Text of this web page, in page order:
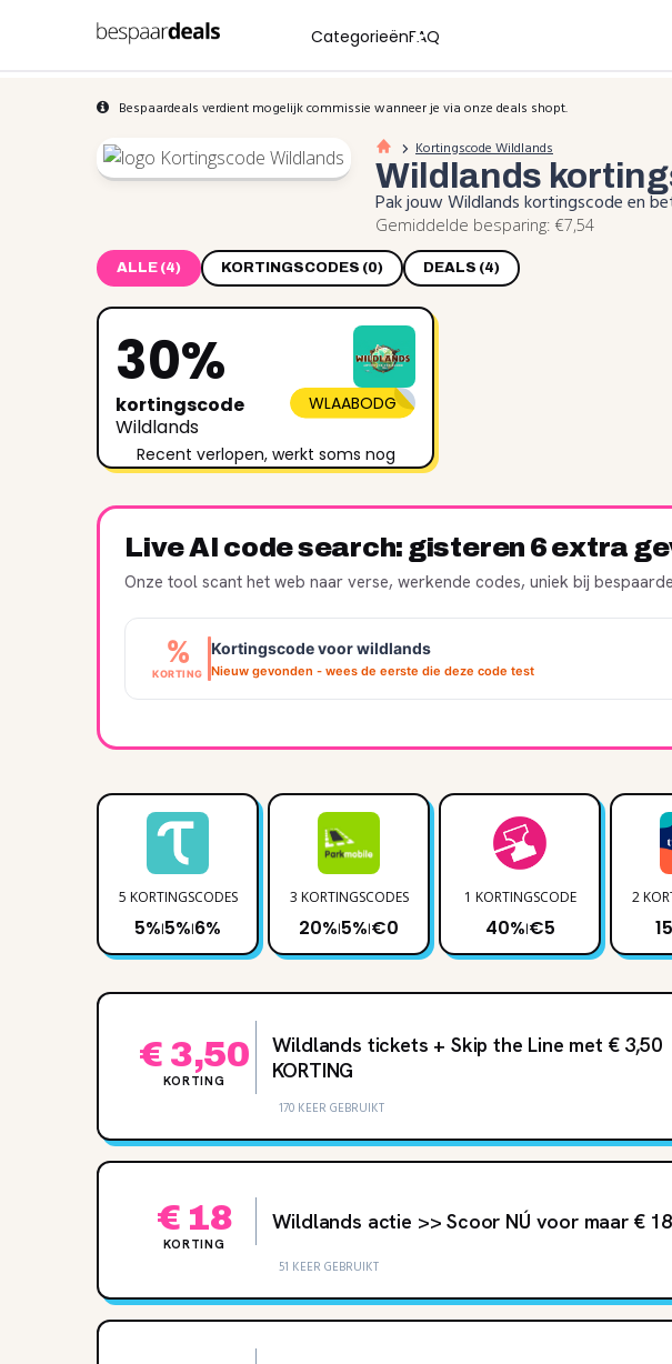
CategorieënFAQ
Bespaardeals verdient mogelijk commissie wanneer je via onze deals shopt.
Kortingscode Wildlands
Wildlands
Pak jouw Wildlands kortingscode en
Gemiddelde besparing: €7,54
ALLE (4) KORTINGSCODES (0) DEALS (4)
30%
kortingscode
Wildlands
WLAABODG
Recent verlopen, werkt soms nog
Live AI code search: gisteren 6 extra
Onze tool scant het web naar verse, werkende codes, uniek bij
%
KORTING
Kortingscode voor wildlands
Nieuw gevonden - wees de eerste die deze code test
5 KORTINGSCODES
5%|5%|6%
3 KORTINGSCODES
20%|5%|€0
1 KORTINGSCODE
40%|€5
2
€ 3,50
KORTING
Wildlands tickets + Skip the Line met € 3,50
KORTING
170 KEER GEBRUIKT
€ 18
KORTING
Wildlands actie >> Scoor NÚ voor maar € 18
51 KEER GEBRUIKT